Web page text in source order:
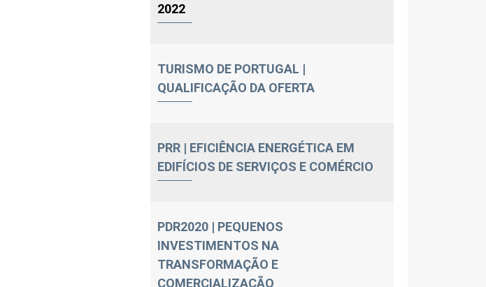
2022
TURISMO DE PORTUGAL |
QUALIFICAÇÃO DA OFERTA
PRR | EFICIÊNCIA ENERGÉTICA EM
EDIFÍCIOS DE SERVIÇOS E COMÉRCIO
PDR2020 | PEQUENOS
INVESTIMENTOS NA
TRANSFORMAÇÃO E
COMERCIALIZAÇÃO